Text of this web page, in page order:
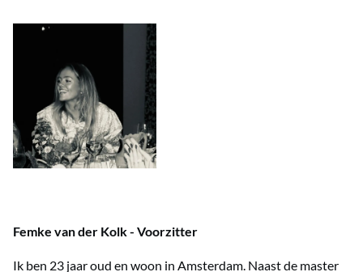
Femke van der Kolk - Voorzitter
Ik ben 23 jaar oud en woon in Amsterdam. Naast de master